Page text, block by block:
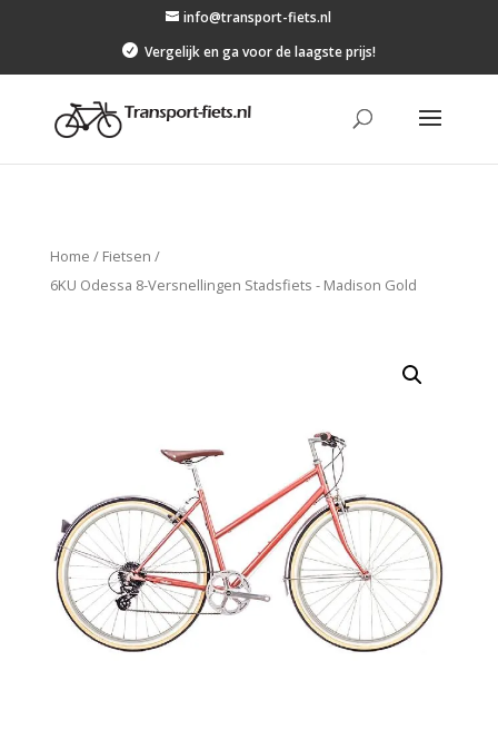
info@transport-fiets.nl
 Vergelijk en ga voor de laagste prijs!
Home / Fietsen /
6KU Odessa 8-Versnellingen Stadsfiets - Madison Gold